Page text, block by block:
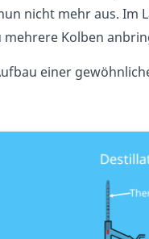
nicht mehr aus. Im
mehrere Kolben
einer